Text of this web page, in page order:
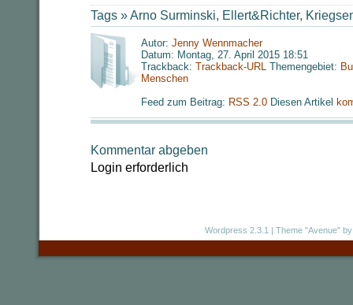
Tags »Arno Surminski, Ellert&Richter,
Autor: Jenny Wennmacher
Datum: Montag, 27. April 2015 18:51
Trackback: Trackback-URL Themengebiet:
Menschen
Feed zum Beitrag: RSS 2.0 Diesen Artikel
Kommentar abgeben
Login erforderlich
Wordpress 2.3.1 | Theme "Avenue"